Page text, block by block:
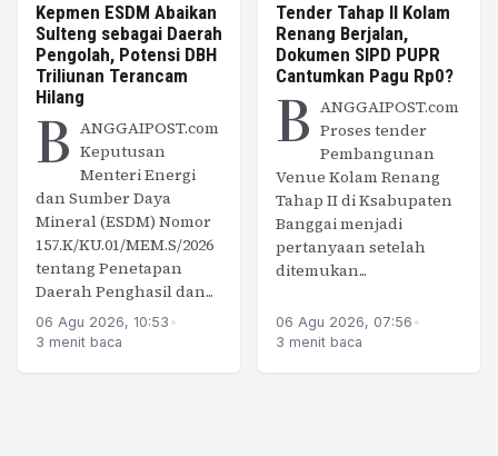
Kepmen ESDM Abaikan
Sulteng sebagai Daerah
Pengolah, Potensi DBH
Triliunan Terancam
Hilang
B ANGGAIPOST.com
Keputusan
Menteri Energi
dan Sumber Daya
Mineral (ESDM) Nomor
157.K/KU.01/MEM.S/2026
tentang Penetapan
Daerah Penghasil dan...
06 Agu 2026, 10:53 •
3 menit baca
Tender Tahap II Kolam
Renang Berjalan,
Dokumen SIPD PUPR
Cantumkan Pagu Rp0?
B ANGGAIPOST.com
Proses tender
Pembangunan
Venue Kolam Renang
Tahap II di Ksabupaten
Banggai menjadi
pertanyaan setelah
ditemukan...
06 Agu 2026, 07:56 •
3 menit baca